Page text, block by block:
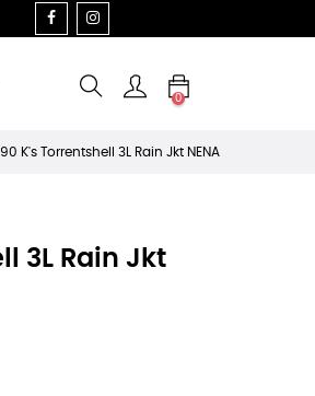
FACEBOOK
0
K's Torrentshell 3L Rain Jkt NENA
3L Rain Jkt